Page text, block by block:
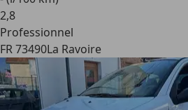
2,8
Professionnel
FR 73490La Ravoire